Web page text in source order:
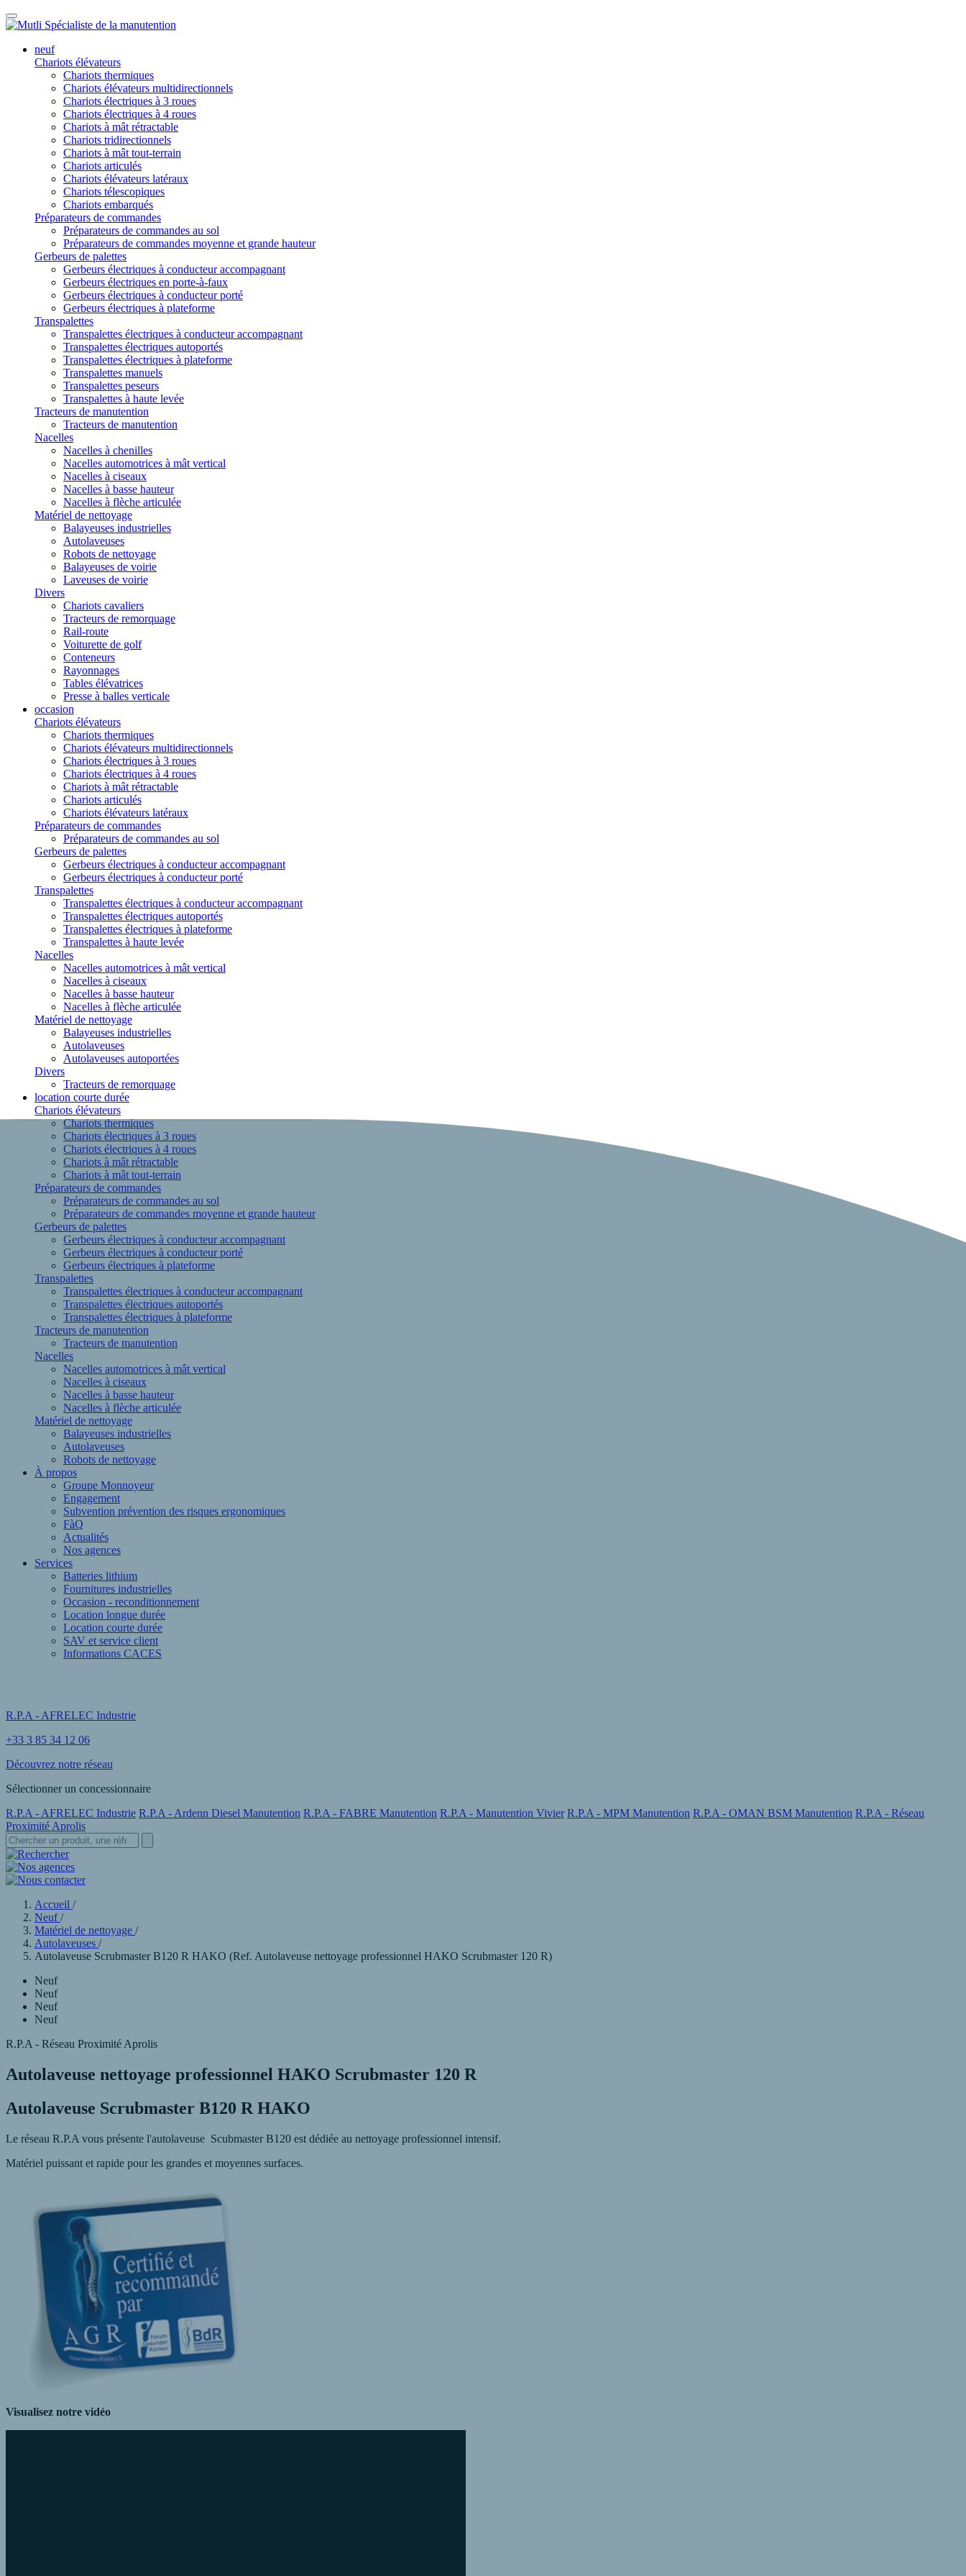
neuf
Chariots élévateurs
Chariots thermiques
Chariots élévateurs multidirectionnels
Chariots électriques à 3 roues
Chariots électriques à 4 roues
Chariots à mât rétractable
Chariots tridirectionnels
Chariots à mât tout-terrain
Chariots articulés
Chariots élévateurs latéraux
Chariots télescopiques
Chariots embarqués
Préparateurs de commandes
Préparateurs de commandes au sol
Préparateurs de commandes moyenne et grande hauteur
Gerbeurs de palettes
Gerbeurs électriques à conducteur accompagnant
Gerbeurs électriques en porte-à-faux
Gerbeurs électriques à conducteur porté
Gerbeurs électriques à plateforme
Transpalettes
Transpalettes électriques à conducteur accompagnant
Transpalettes électriques autoportés
Transpalettes électriques à plateforme
Transpalettes manuels
Transpalettes peseurs
Transpalettes à haute levée
Tracteurs de manutention
Tracteurs de manutention
Nacelles
Nacelles à chenilles
Nacelles automotrices à mât vertical
Nacelles à ciseaux
Nacelles à basse hauteur
Nacelles à flèche articulée
Matériel de nettoyage
Balayeuses industrielles
Autolaveuses
Robots de nettoyage
Balayeuses de voirie
Laveuses de voirie
Divers
Chariots cavaliers
Tracteurs de remorquage
Rail-route
Voiturette de golf
Conteneurs
Rayonnages
Tables élévatrices
Presse à balles verticale
occasion
Chariots élévateurs
Chariots thermiques
Chariots élévateurs multidirectionnels
Chariots électriques à 3 roues
Chariots électriques à 4 roues
Chariots à mât rétractable
Chariots articulés
Chariots élévateurs latéraux
Préparateurs de commandes
Préparateurs de commandes au sol
Gerbeurs de palettes
Gerbeurs électriques à conducteur accompagnant
Gerbeurs électriques à conducteur porté
Transpalettes
Transpalettes électriques à conducteur accompagnant
Transpalettes électriques autoportés
Transpalettes électriques à plateforme
Transpalettes à haute levée
Nacelles
Nacelles automotrices à mât vertical
Nacelles à ciseaux
Nacelles à basse hauteur
Nacelles à flèche articulée
Matériel de nettoyage
Balayeuses industrielles
Autolaveuses
Autolaveuses autoportées
Divers
Tracteurs de remorquage
location courte durée
Chariots élévateurs
Chariots thermiques
Chariots électriques à 3 roues
Chariots électriques à 4 roues
Chariots à mât rétractable
Chariots à mât tout-terrain
Préparateurs de commandes
Préparateurs de commandes au sol
Préparateurs de commandes moyenne et grande hauteur
Gerbeurs de palettes
Gerbeurs électriques à conducteur accompagnant
Gerbeurs électriques à conducteur porté
Gerbeurs électriques à plateforme
Transpalettes
Transpalettes électriques à conducteur accompagnant
Transpalettes électriques autoportés
Transpalettes électriques à plateforme
Tracteurs de manutention
Tracteurs de manutention
Nacelles
Nacelles automotrices à mât vertical
Nacelles à ciseaux
Nacelles à basse hauteur
Nacelles à flèche articulée
Matériel de nettoyage
Balayeuses industrielles
Autolaveuses
Robots de nettoyage
À propos
Groupe Monnoyeur
Engagement
Subvention prévention des risques ergonomiques
FàQ
Actualités
Nos agences
Services
Batteries lithium
Fournitures industrielles
Occasion - reconditionnement
Location longue durée
Location courte durée
SAV et service client
Informations CACES
R.P.A - AFRELEC Industrie
+33 3 85 34 12 06
Découvrez notre réseau
Sélectionner un concessionnaire
R.P.A - AFRELEC Industrie R.P.A - Ardenn Diesel Manutention R.P.A - FABRE Manutention R.P.A - Manutention Vivier R.P.A - MPM Manutention R.P.A - OMAN BSM Manutention R.P.A - Réseau
Proximité Aprolis
Accueil /
Neuf/
Matériel de nettoyage /
Autolaveuses /
Autolaveuse Scrubmaster B120 R HAKO (Ref. Autolaveuse nettoyage professionnel HAKO Scrubmaster 120 R)
Neuf
Neuf
Neuf
Neuf
R.P.A - Réseau Proximité Aprolis
Autolaveuse nettoyage professionnel HAKO Scrubmaster 120 R
Autolaveuse Scrubmaster B120 R HAKO
Le réseau R.P.A vous présente l'autolaveuse Scubmaster B120 est dédiée au nettoyage professionnel intensif.
Matériel puissant et rapide pour les grandes et moyennes surfaces.
Visualisez notre vidéo